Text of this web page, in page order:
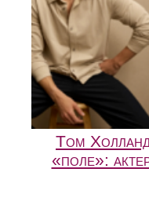
Том
«поле»: